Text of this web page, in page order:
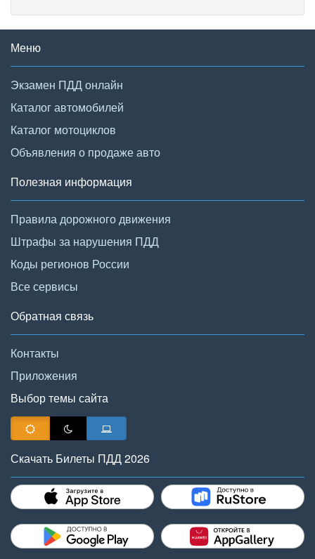
Меню
Экзамен ПДД онлайн
Каталог автомобилей
Каталог мотоциклов
Объявления о продаже авто
Полезная информация
Правила дорожного движения
Штрафы за нарушения ПДД
Коды регионов России
Все сервисы
Обратная связь
Контакты
Приложения
Выбор темы сайта
Скачать Билеты ПДД 2026